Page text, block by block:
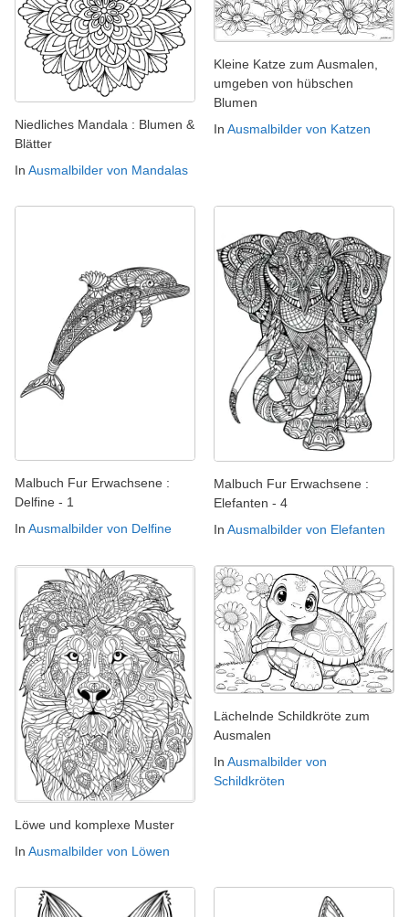
Niedliches Mandala : Blumen &
Blätter
In Ausmalbilder von Mandalas
Kleine Katze zum Ausmalen,
umgeben von hübschen
Blumen
In Ausmalbilder von Katzen
Malbuch Fur Erwachsene :
Delfine - 1
In Ausmalbilder von Delfine
Malbuch Fur Erwachsene :
Elefanten - 4
In Ausmalbilder von Elefanten
Löwe und komplexe Muster
In Ausmalbilder von Löwen
Lächelnde Schildkröte zum
Ausmalen
In Ausmalbilder von
Schildkröten